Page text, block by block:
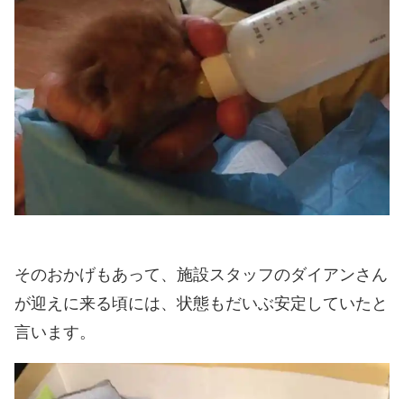
そのおかげもあって、施設スタッフのダイアンさん
が迎えに来る頃には、状態もだいぶ安定していたと
言います。